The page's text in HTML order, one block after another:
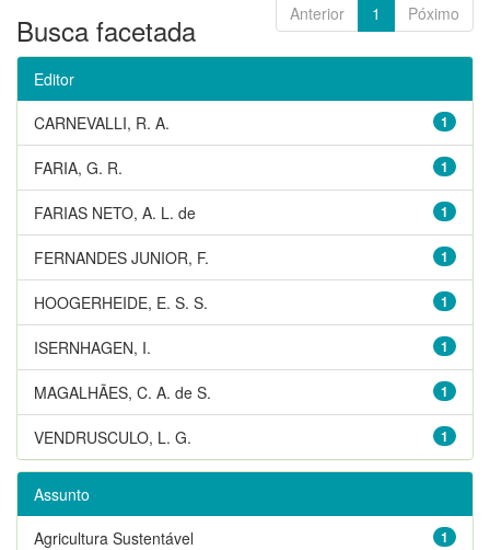
Anterior 1 Póximo
Busca facetada
Editor
1
CARNEVALLI, R. A.
1
FARIA, G. R.
1
FARIAS NETO, A. L. de
1
FERNANDES JUNIOR, F.
1
HOOGERHEIDE, E. S. S.
1
ISERNHAGEN, I.
1
MAGALHÃES, C. A. de S.
1
VENDRUSCULO, L. G.
Assunto
1
Agricultura Sustentável